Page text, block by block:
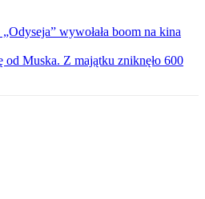
wywołała boom na kina
od Muska. Z majątku zniknęło 600